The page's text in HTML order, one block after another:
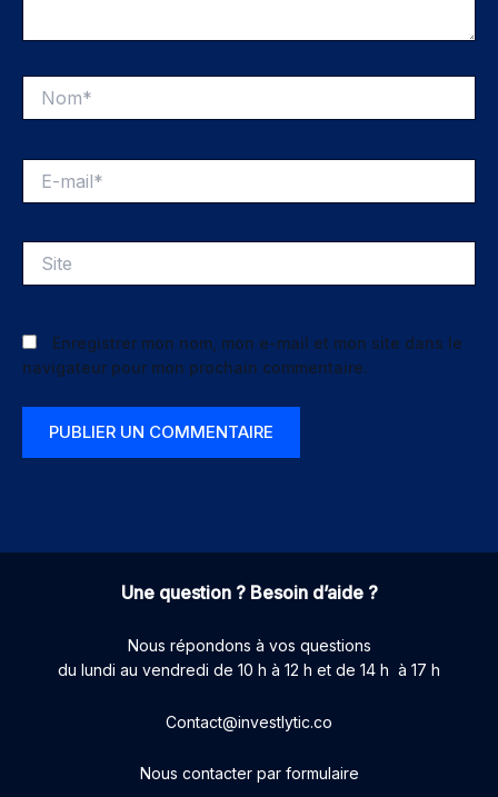
mail*
Enregistrer mon nom, mon e-mail et mon site dans le
navigateur pour mon prochain commentaire.
Une question ? Besoin d’aide ?
Nous répondons à vos questions
du lundi au vendredi de 10 h à 12 h et de 14 h à 17 h
Contact@investlytic.co
Nous contacter par formulaire